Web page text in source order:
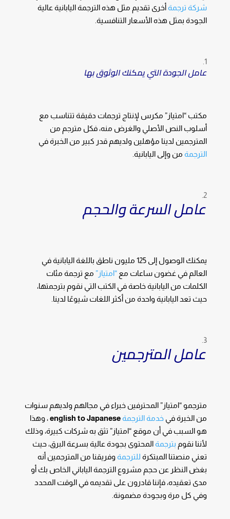
شركة ترجمةأخرى تقديم مثل هذه الترجمة اليابانية عالية
الجودة بمثل هذه الأسعار التنافسية.
عامل الجودة التي يمكنك الوثوق بها
مكتب “امتياز” مكرس لإنتاج ترجمات دقيقة تتناسب مع
أسلوب النص الأصلي والغرض منه، فكل مترجم من
المترجمين لدينا مؤهلين ولديهم قدر كبير من الخبرة في
الترجمةمن وإلى اليابانية.
عامل السرعة والحجم
يمكنك الوصول إلى 125 مليون ناطق باللغة اليابانية في
العالم في غضون ساعات مع “امتياز” مع ترجمة مئات
الكلمات من اليابانية خاصة في الكتب التي نقوم بترجمتها،
حيث تعد اليابانية واحدة من أكثر اللغات شيوعًا لدينا.
عامل المترجمين
مترجمو “امتياز” المحترفين خبراء في مجالهم ولديهم سنوات
من الخبرة في خدمة الترجمةenglish to Japanese، وهذا
هو السبب في أن موقع “امتياز” تثق به شركات كبيرة، وذلك
لأننا نقوم بترجمةالمحتوى بجودة عالية بسرعة البرق، حيث
تعني منصتنا المبتكرةللترجمةوفريقنا من المترجمين أنه
بغض النظر عن حجم مشروع الترجمة الياباني الخاص بك أو
مدى تعقيده، فإننا قادرون على تقديمه في الوقت المحدد
وفي كل مرة وبجودة مضمونة.